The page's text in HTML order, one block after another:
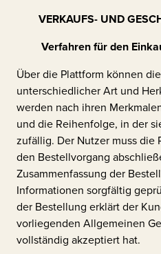
VERKAUFS- UND
Verfahren für den
Über die Plattform können
unterschiedlicher Art und
werden nach ihren
und die Reihenfolge, in der
zufällig. Der Nutzer muss die
den Bestellvorgang
Zusammenfassung der
Informationen sorgfältig
der Bestellung erklärt der
vorliegenden Allgemeinen
vollständig akzeptiert hat.